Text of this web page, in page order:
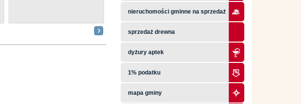
nieruchomości gminne na sprzedaż
sprzedaż drewna
dyżury aptek
1% podatku
mapa gminy